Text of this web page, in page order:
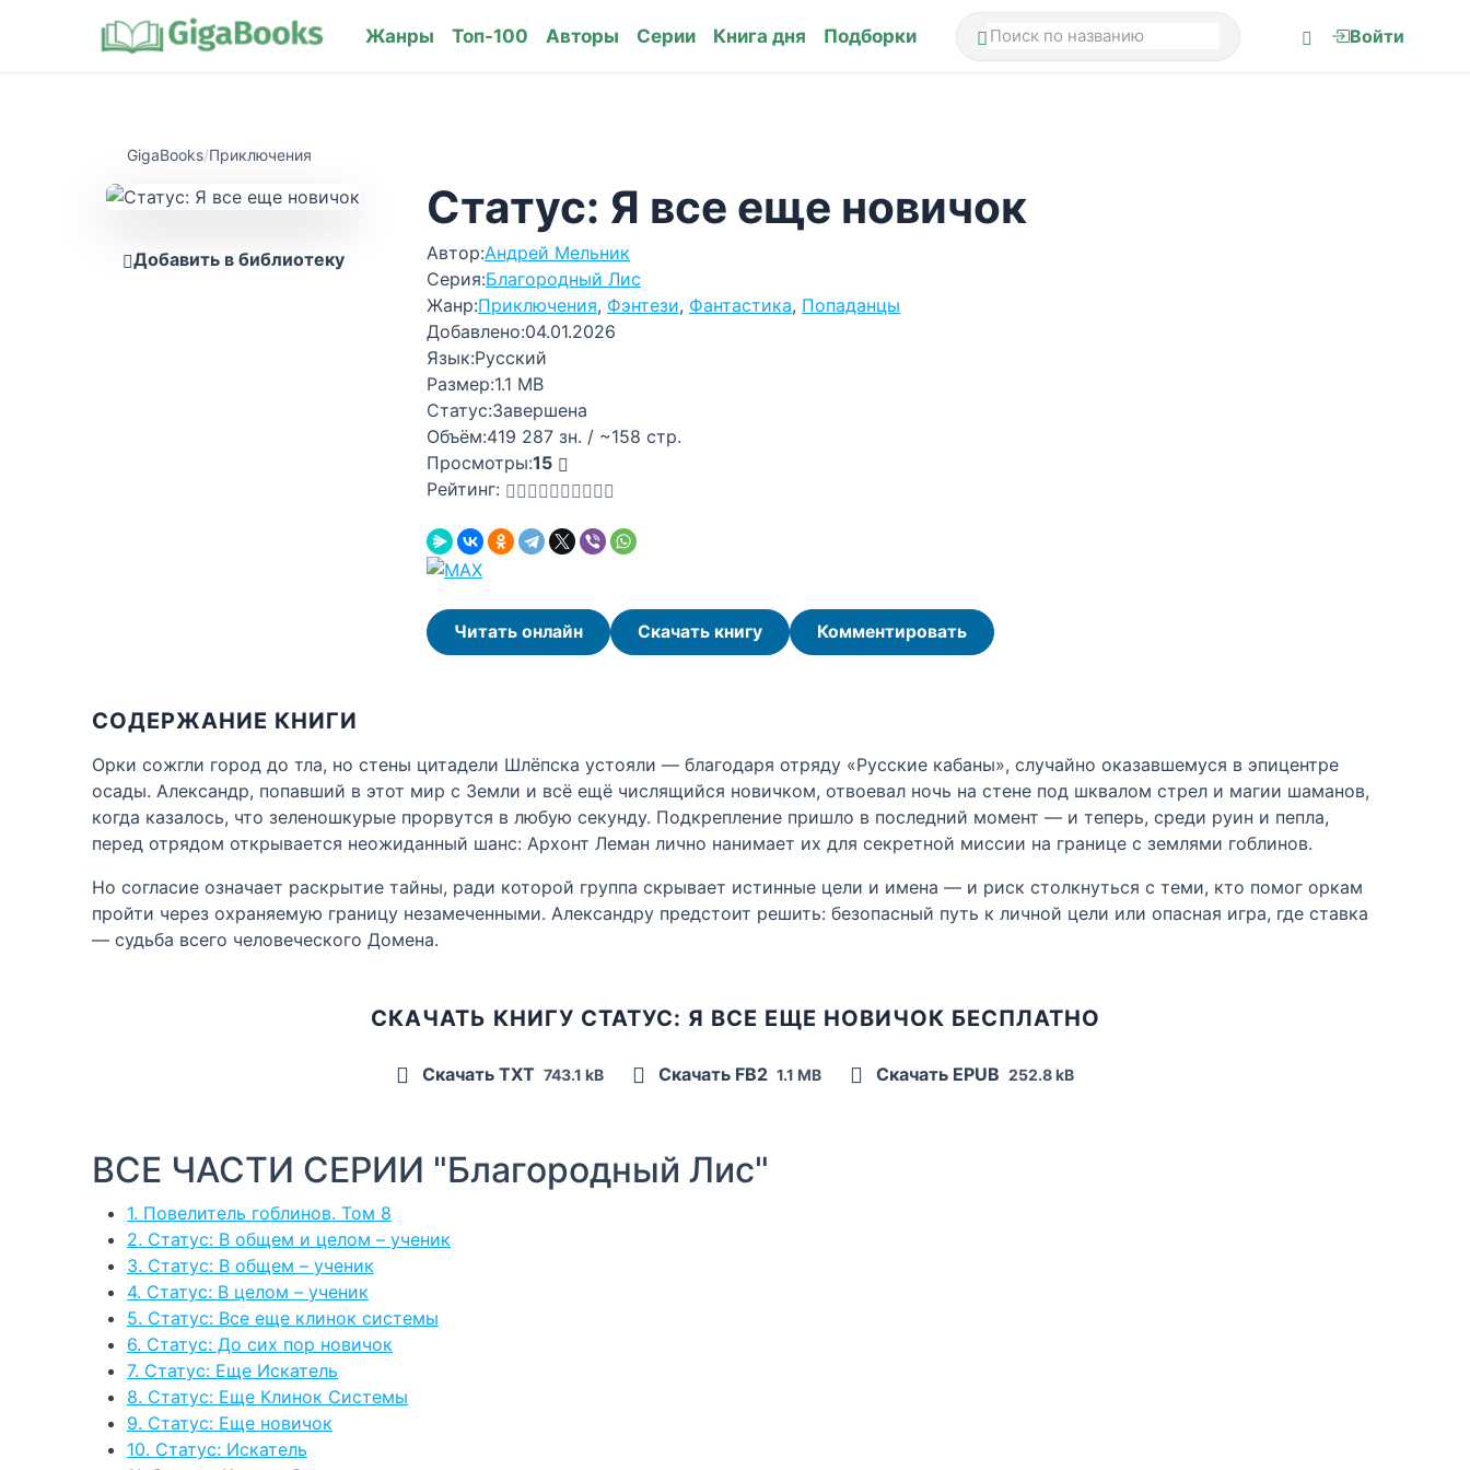
Жанры Топ-100 Авторы Серии Книга дня Подборки Войти
GigaBooks/Приключения
Добавить в библиотеку
Статус: Я все еще новичок
Автор:Андрей Мельник
Серия:Благородный Лис
Жанр:Приключения, Фэнтези, Фантастика, Попаданцы
Добавлено:04.01.2026
Язык:Русский
Размер:1.1 MB
Статус:Завершена
Объём:419 287 зн. / ~158 стр.
Просмотры:15
Рейтинг:
Читать онлайн Скачать книгу Комментировать
СОДЕРЖАНИЕ КНИГИ
Орки сожгли город до тла, но стены цитадели Шлёпска устояли — благодаря отряду «Русские кабаны», случайно оказавшемуся в эпицентре
осады. Александр, попавший в этот мир с Земли и всё ещё числящийся новичком, отвоевал ночь на стене под шквалом стрел и магии шаманов,
когда казалось, что зеленошкурые прорвутся в любую секунду. Подкрепление пришло в последний момент — и теперь, среди руин и пепла,
перед отрядом открывается неожиданный шанс: Архонт Леман лично нанимает их для секретной миссии на границе с землями гоблинов.
Но согласие означает раскрытие тайны, ради которой группа скрывает истинные цели и имена — и риск столкнуться с теми, кто помог оркам
пройти через охраняемую границу незамеченными. Александру предстоит решить: безопасный путь к личной цели или опасная игра, где ставка
— судьба всего человеческого Домена.
СКАЧАТЬ КНИГУ СТАТУС: Я ВСЕ ЕЩЕ НОВИЧОК БЕСПЛАТНО
Скачать TXT 743.1 kB Скачать FB2 1.1 MB Скачать EPUB 252.8 kB
ВСЕ ЧАСТИ СЕРИИ "Благородный Лис"
1. Повелитель гоблинов. Том 8
2. Статус: В общем и целом – ученик
3. Статус: В общем – ученик
4. Статус: В целом – ученик
5. Статус: Все еще клинок системы
6. Статус: До сих пор новичок
7. Статус: Еще Искатель
8. Статус: Еще Клинок Системы
9. Статус: Еще новичок
10. Статус: Искатель